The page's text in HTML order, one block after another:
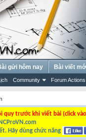
Community Forum Actions
gửi hôm nay Bài viết
quy trước khi viết bài (click
Hãy dùng chức năng